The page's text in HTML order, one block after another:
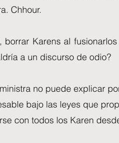
Chhour.
borrar Karens al
a un discurso de odio?
no puede explicar
bajo las leyes que
con todos los Karen